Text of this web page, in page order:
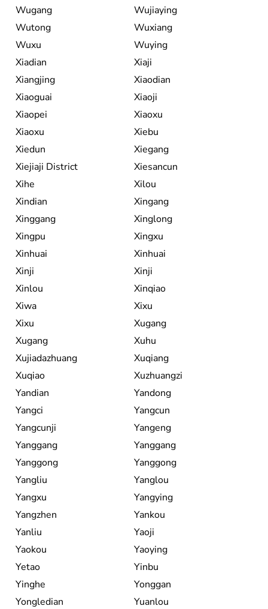
Wugang
Wujiaying
Wutong
Wuxiang
Wuxu
Wuying
Xiadian
Xiaji
Xiangjing
Xiaodian
Xiaoguai
Xiaoji
Xiaopei
Xiaoxu
Xiaoxu
Xiebu
Xiedun
Xiegang
Xiejiaji District
Xiesancun
Xihe
Xilou
Xindian
Xingang
Xinggang
Xinglong
Xingpu
Xingxu
Xinhuai
Xinhuai
Xinji
Xinji
Xinlou
Xinqiao
Xiwa
Xixu
Xixu
Xugang
Xugang
Xuhu
Xujiadazhuang
Xuqiang
Xuqiao
Xuzhuangzi
Yandian
Yandong
Yangci
Yangcun
Yangcunji
Yangeng
Yanggang
Yanggang
Yanggong
Yanggong
Yangliu
Yanglou
Yangxu
Yangying
Yangzhen
Yankou
Yanliu
Yaoji
Yaokou
Yaoying
Yetao
Yinbu
Yinghe
Yonggan
Yongledian
Yuanlou